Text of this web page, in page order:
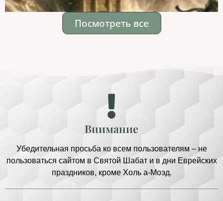
Посмотреть все
Внимание
Убедительная просьба ко всем пользователям – не
пользоваться сайтом в Святой Шабат и в дни Еврейских
праздников, кроме Холь а-Моэд.